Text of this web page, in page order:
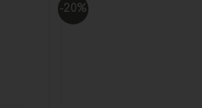
-20%